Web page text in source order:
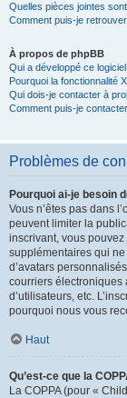
Quelles pièces jointes
Comment puis-je
À propos de phpBB
Qui a développé ce
Pourquoi la fonctionnalité
Qui dois-je contacter à
Comment puis-je
Problèmes de
Pourquoi ai-je besoin
Vous n’êtes pas dans
peuvent limiter la
inscrivant, vous
supplémentaires qui
d’avatars
courriers électroniques
d’utilisateurs, etc.
pourquoi nous vous
Haut
Qu’est-ce que la
La COPPA (pour «